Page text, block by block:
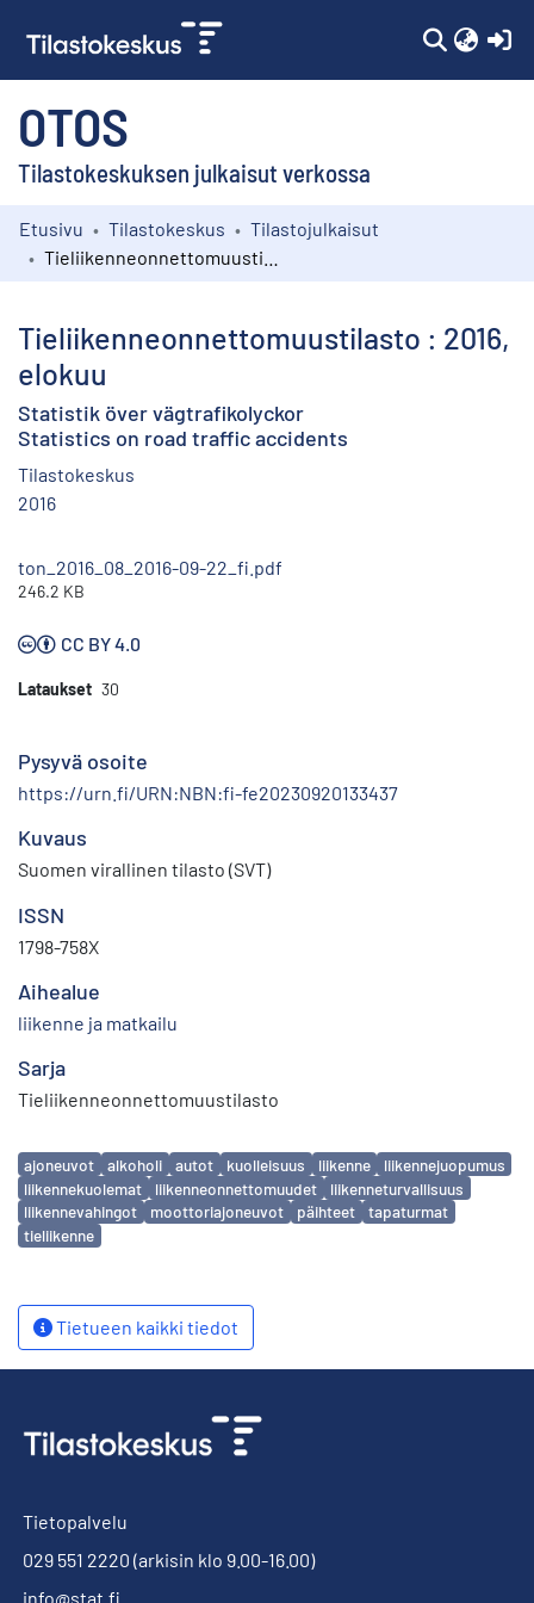
OTOS
Tilastokeskuksen julkaisut verkossa
Kokoelmat
Etusivu Tilastokeskus
Tilastojulkaisut
Tieliikenneonnettomuustilasto : 2016,
elokuu
Statistik över vägtrafikolyckor
Statistics on road traffic accidents
Tilastokeskus
2016
ton_2016_08_2016-09-22_fi.pdf
246.2 KB
CC BY 4.0
Lataukset 30
Pysyvä osoite
https://urn.fi/URN:NBN:fi-fe20230920133437
Kuvaus
Suomen virallinen tilasto (SVT)
ISSN
1798-758X
Aihealue
liikenne ja matkailu
Sarja
Tieliikenneonnettomuustilasto
Avainsanat
ajoneuvot alkoholi autot kuolleisuus liikenne
liikennejuopumus
liikennekuolemat
liikenneonnettomuudet
liikenneturvallisuus
liikennevahingot
moottoriajoneuvot päihteet
tapaturmat
tieliikenne
Tietueen kaikki tiedot
Tietopalvelu
029 551 2220 (arkisin klo 9.00-16.00)
info@stat.fi